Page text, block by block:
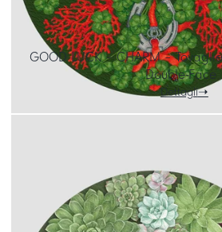
GOOD LUCK – CHARM –
Double-Face
Dettagli